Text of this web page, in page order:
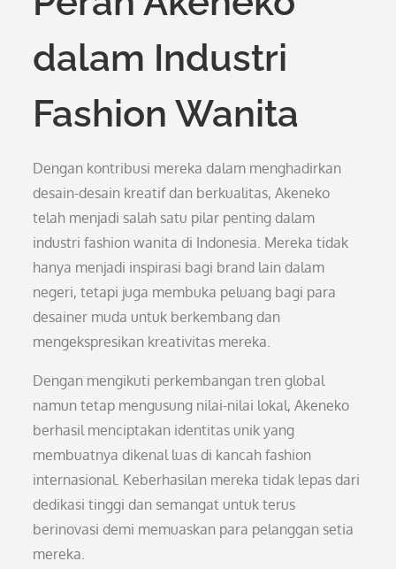
dalam Industri
Fashion Wanita
Dengan kontribusi mereka dalam menghadirkan
desain-desain kreatif dan berkualitas, Akeneko
telah menjadi salah satu pilar penting dalam
industri fashion wanita di Indonesia. Mereka tidak
hanya menjadi inspirasi bagi brand lain dalam
negeri, tetapi juga membuka peluang bagi para
desainer muda untuk berkembang dan
mengekspresikan kreativitas mereka.
Dengan mengikuti perkembangan tren global
namun tetap mengusung nilai-nilai lokal, Akeneko
berhasil menciptakan identitas unik yang
membuatnya dikenal luas di kancah fashion
internasional. Keberhasilan mereka tidak lepas dari
dedikasi tinggi dan semangat untuk terus
berinovasi demi memuaskan para pelanggan setia
mereka.